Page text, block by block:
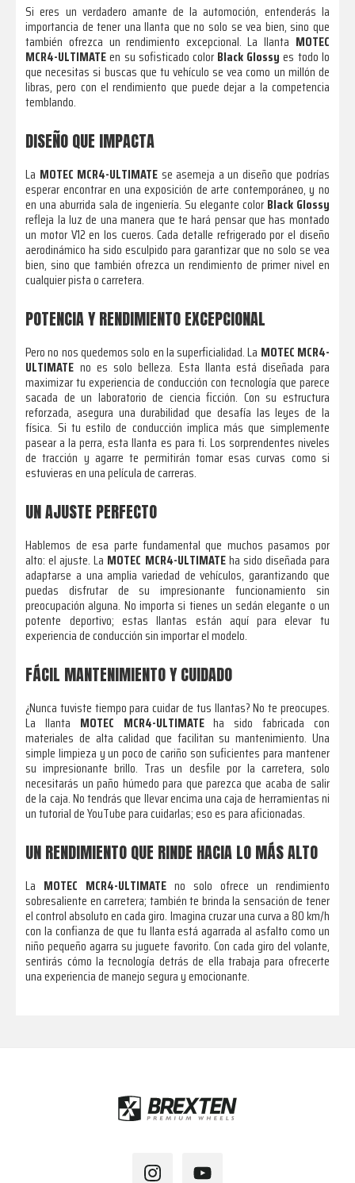
Si eres un verdadero amante de la automoción, entenderás la
importancia de tener una llanta que no solo se vea bien, sino que
también ofrezca un rendimiento excepcional. La llanta MOTEC
MCR4-ULTIMATEen su sofisticado color Black Glossy es todo lo
que necesitas si buscas que tu vehículo se vea como un millón de
libras, pero con el rendimiento que puede dejar a la competencia
temblando.
DISEÑO QUE IMPACTA
La MOTEC MCR4-ULTIMATE se asemeja a un diseño que podrías
esperar encontrar en una exposición de arte contemporáneo, y no
en una aburrida sala de ingeniería. Su elegante color Black Glossy
refleja la luz de una manera que te hará pensar que has montado
un motor V12 en los cueros. Cada detalle refrigerado por el diseño
aerodinámico ha sido esculpido para garantizar que no solo se vea
bien, sino que también ofrezca un rendimiento de primer nivel en
cualquier pista o carretera.
POTENCIA Y RENDIMIENTO EXCEPCIONAL
Pero no nos quedemos solo en la superficialidad. La MOTEC MCR4-
ULTIMATE no es solo belleza. Esta llanta está diseñada para
maximizar tu experiencia de conducción con tecnología que parece
sacada de un laboratorio de ciencia ficción. Con su estructura
reforzada, asegura una durabilidad que desafía las leyes de la
física. Si tu estilo de conducción implica más que simplemente
pasear a la perra, esta llanta es para ti. Los sorprendentes niveles
de tracción y agarre te permitirán tomar esas curvas como si
estuvieras en una película de carreras.
UN AJUSTE PERFECTO
Hablemos de esa parte fundamental que muchos pasamos por
alto: el ajuste. La MOTEC MCR4-ULTIMATEha sido diseñada para
adaptarse a una amplia variedad de vehículos, garantizando que
puedas disfrutar de su impresionante funcionamiento sin
preocupación alguna. No importa si tienes un sedán elegante o un
potente deportivo; estas llantas están aquí para elevar tu
experiencia de conducción sin importar el modelo.
FÁCIL MANTENIMIENTO Y CUIDADO
¿Nunca tuviste tiempo para cuidar de tus llantas? No te preocupes.
La llanta MOTEC MCR4-ULTIMATEha sido fabricada con
materiales de alta calidad que facilitan su mantenimiento. Una
simple limpieza y un poco de cariño son suficientes para mantener
su impresionante brillo. Tras un desfile por la carretera, solo
necesitarás un paño húmedo para que parezca que acaba de salir
de la caja. No tendrás que llevar encima una caja de herramientas ni
un tutorial de YouTube para cuidarlas; eso es para aficionadas.
UN RENDIMIENTO QUE RINDE HACIA LO MÁS ALTO
La MOTEC MCR4-ULTIMATE no solo ofrece un rendimiento
sobresaliente en carretera; también te brinda la sensación de tener
el control absoluto en cada giro. Imagina cruzar una curva a 80 km/h
con la confianza de que tu llanta está agarrada al asfalto como un
niño pequeño agarra su juguete favorito. Con cada giro del volante,
sentirás cómo la tecnología detrás de ella trabaja para ofrecerte
una experiencia de manejo segura y emocionante.